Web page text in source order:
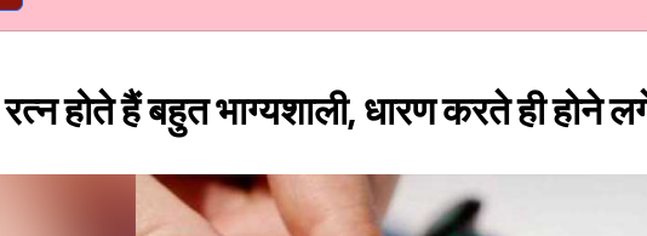
होते हैं बहुत भाग्यशाली, धारण करते ही होने